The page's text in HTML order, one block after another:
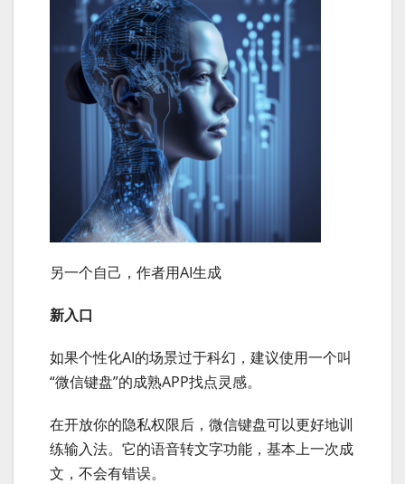
另一个自己，作者用AI生成
新入口
如果个性化AI的场景过于科幻，建议使用一个叫
“微信键盘”的成熟APP找点灵感。
在开放你的隐私权限后，微信键盘可以更好地训
练输入法。它的语音转文字功能，基本上一次成
文，不会有错误。